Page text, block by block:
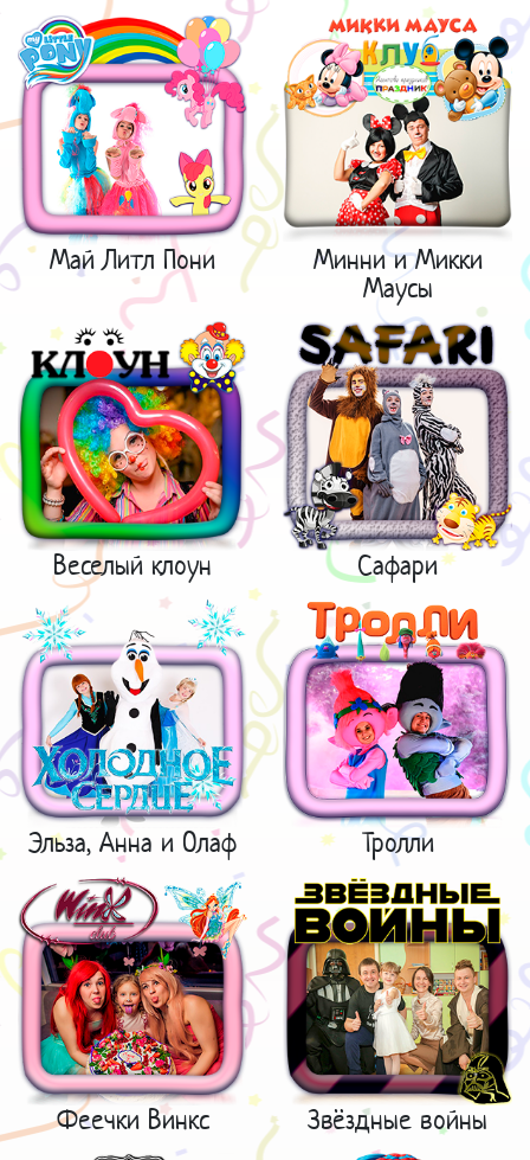
Май Литл Пони
Минни и Микки
Маусы
Веселый клоун Сафари
Эльза, Анна и Олаф Тролли
Феечки Винкс Звёздные войны